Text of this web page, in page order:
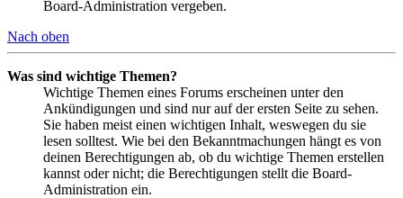
Board-Administration vergeben.
Nach oben
Was sind wichtige Themen?
Wichtige Themen eines Forums erscheinen unter den
Ankündigungen und sind nur auf der ersten Seite zu sehen.
Sie haben meist einen wichtigen Inhalt, weswegen du sie
lesen solltest. Wie bei den Bekanntmachungen hängt es von
deinen Berechtigungen ab, ob du wichtige Themen erstellen
kannst oder nicht; die Berechtigungen stellt die Board-
Administration ein.